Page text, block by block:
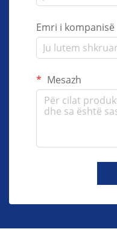
Emri i kompanisë
Mesazh